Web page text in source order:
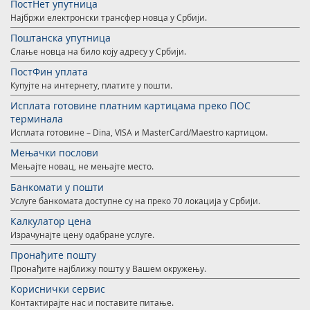
Правилно адресовање
Поштански адресни код (ПАК)
Списак забрањених артикала за увоз
Пуномоћје за уручење поштанских пошиљака
Услуге за Банку Поштанску штедионицу а. д.
Специфичне услуге
Мобилна апликација Поште Србије
Продаја, издавање и закуп непокретности
Поште Pet friendly
Продаја и преконфигурација ТАГ уређаја
ПостНет упутница
Најбржи електронски трансфер новца у Србији.
Поштанска упутница
Слање новца на било коју адресу у Србији.
ПостФин уплата
Купујте на интернету, платите у пошти.
Исплата готовине платним картицама преко ПОС
терминала
Исплата готовине – Dina, VISA и MasterCard/Maestro картицом.
Мењачки послови
Мењајте новац, не мењајте место.
Банкомати у пошти
Услуге банкомата доступне су на преко 70 локација у Србији.
Калкулатор цена
Израчунајте цену одабране услуге.
Пронађите пошту
Пронађите најближу пошту у Вашем окружењу.
Кориснички сервис
Контактирајте нас и поставите питање.